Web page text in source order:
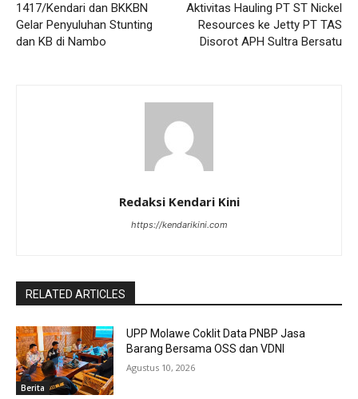
1417/Kendari dan BKKBN
Gelar Penyuluhan Stunting
dan KB di Nambo
Aktivitas Hauling PT ST Nickel
Resources ke Jetty PT TAS
Disorot APH Sultra Bersatu
Redaksi Kendari Kini
https://kendarikini.com
RELATED ARTICLES
Berita
UPP Molawe Coklit Data PNBP Jasa
Barang Bersama OSS dan VDNI
Agustus 10, 2026